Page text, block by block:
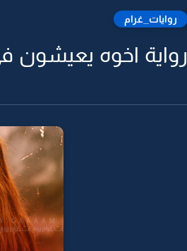
روايات_غرام
رواية اخوه يعيشون